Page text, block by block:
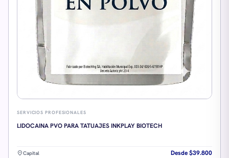
SERVICIOS PROFESIONALES
LIDOCAINA PVO PARA TATUAJES INKPLAY BIOTECH
location_onCapital Desde $39.800